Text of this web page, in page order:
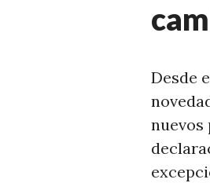
B
S
N
O
T
Desde
nuevos